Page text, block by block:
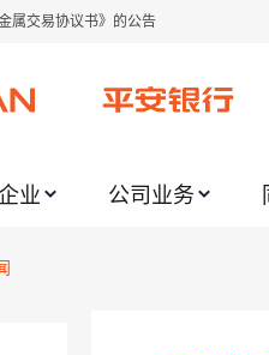
属交易协议书》的公告
知
调整合约保证金比例和涨跌幅度限制的
示
业 公司业务